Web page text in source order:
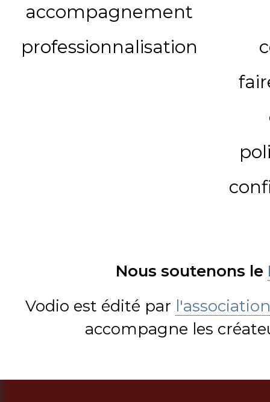
accompagnement
professionnalisation